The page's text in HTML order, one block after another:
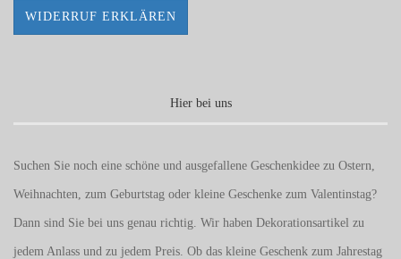
WIDERRUF ERKLÄREN
Hier bei uns
Suchen Sie noch eine schöne und ausgefallene Geschenkidee zu Ostern,
Weihnachten, zum Geburtstag oder kleine Geschenke zum Valentinstag?
Dann sind Sie bei uns genau richtig. Wir haben Dekorationsartikel zu
jedem Anlass und zu jedem Preis. Ob das kleine Geschenk zum Jahrestag